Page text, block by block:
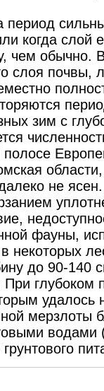
период
когда
чем обычно.
слоя почвы,
зим с
не
фауны,
некоторых
до 90-140
При
удалось
мерзлоты
водами